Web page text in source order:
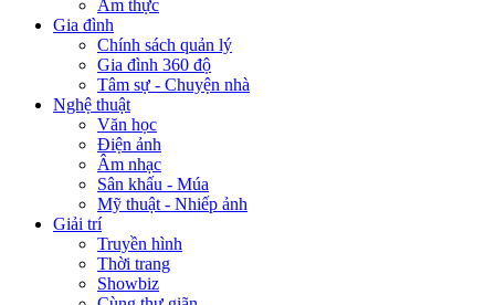
Ẩm thực
Gia đình
Chính sách quản lý
Gia đình 360 độ
Tâm sự - Chuyện nhà
Nghệ thuật
Văn học
Điện ảnh
Âm nhạc
Sân khấu - Múa
Mỹ thuật - Nhiếp ảnh
Giải trí
Truyền hình
Thời trang
Showbiz